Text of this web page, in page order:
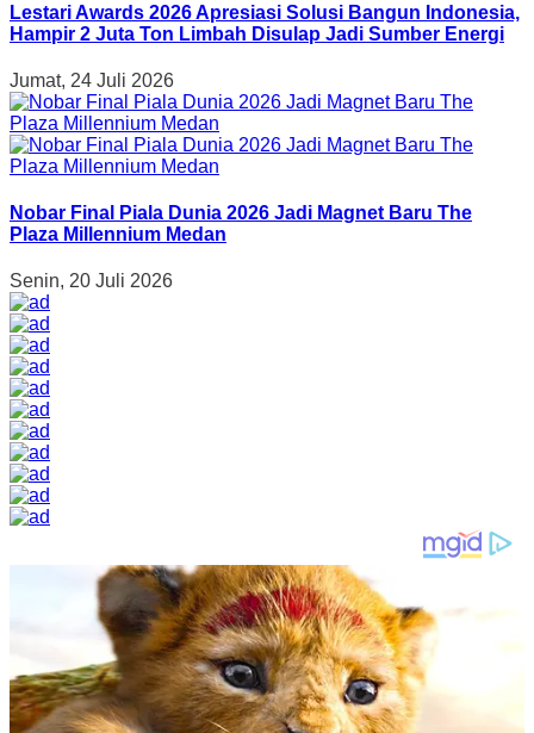
Lestari Awards 2026 Apresiasi Solusi Bangun Indonesia,
Hampir 2 Juta Ton Limbah Disulap Jadi Sumber Energi
Jumat, 24 Juli 2026
Nobar Final Piala Dunia 2026 Jadi Magnet Baru The
Plaza Millennium Medan
Senin, 20 Juli 2026